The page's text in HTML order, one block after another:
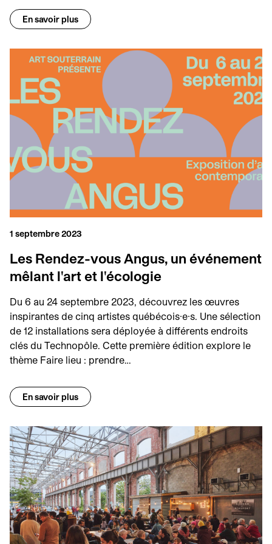
En savoir plus
1 septembre 2023
Les Rendez-vous Angus, un événement
mêlant l'art et l'écologie
Du 6 au 24 septembre 2023, découvrez les œuvres
inspirantes de cinq artistes québécois·e·s. Une sélection
de 12 installations sera déployée à différents endroits
clés du Technopôle. Cette première édition explore le
thème Faire lieu : prendre…
En savoir plus